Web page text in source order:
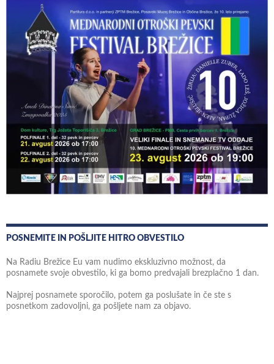
POSNEMITE IN POŠLJITE HITRO OBVESTILO
Na Radiu Brežice Eu vam nudimo ekskluzivno možnost, da
posnamete svoje obvestilo, ki ga bomo predvajali brezplačno 1 dan.
Najprej posnamete sporočilo, potem ga poslušate in če ste s
posnetkom zadovoljni, ga pošljete nam za objavo.